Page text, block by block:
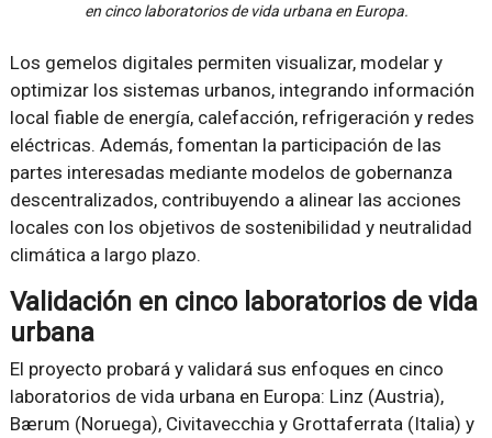
en cinco laboratorios de vida urbana en Europa.
Los gemelos digitales permiten visualizar, modelar y
optimizar los sistemas urbanos, integrando información
local fiable de energía, calefacción, refrigeración y redes
eléctricas. Además, fomentan la participación de las
partes interesadas mediante modelos de gobernanza
descentralizados, contribuyendo a alinear las acciones
locales con los objetivos de sostenibilidad y neutralidad
climática a largo plazo.
Validación en cinco laboratorios de vida
urbana
El proyecto probará y validará sus enfoques en cinco
laboratorios de vida urbana en Europa: Linz (Austria),
Bærum (Noruega), Civitavecchia y Grottaferrata (Italia) y